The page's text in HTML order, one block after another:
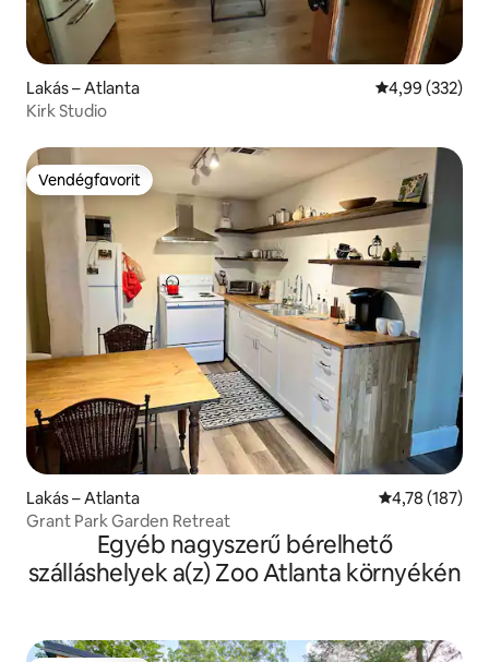
Lakás – Atlanta Átlagos
4,99 (332)
Kirk Studio
Vendégfavorit
Vendégfavorit
Lakás – Atlanta Átlagos
4,78 (187)
Grant Park Garden Retreat
Egyéb nagyszerű bérelhető
szálláshelyek a(z) Zoo Atlanta környékén